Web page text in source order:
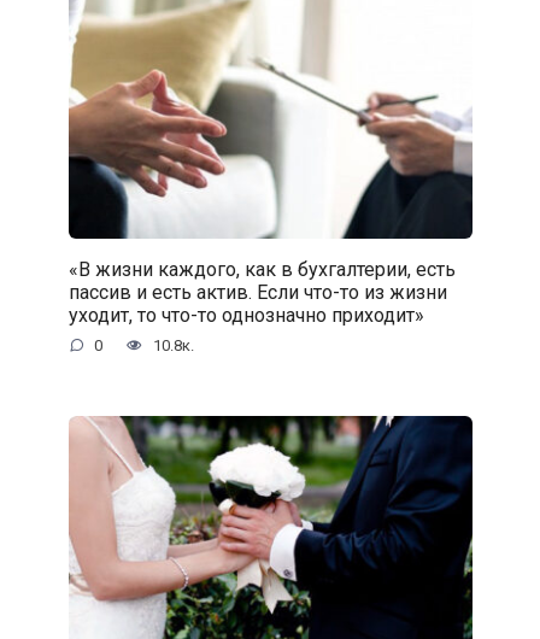
«В жизни каждого, как в бухгалтерии, есть
пассив и есть актив. Если что-то из жизни
уходит, то что-то однозначно приходит»
0 10.8к.